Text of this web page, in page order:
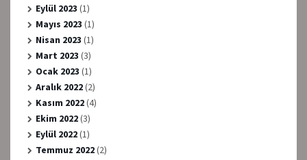
Eylül 2023 (1)
Mayıs 2023 (1)
Nisan 2023 (1)
Mart 2023 (3)
Ocak 2023 (1)
Aralık 2022(2)
Kasım 2022(4)
Ekim 2022(3)
Eylül 2022(1)
Temmuz 2022(2)